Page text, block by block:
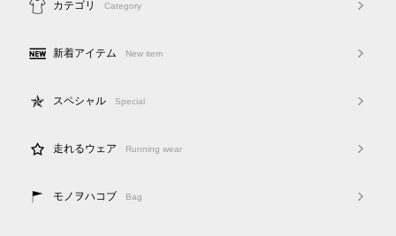
カテゴリ Category
新着アイテム New item
スペシャル Special
走れるウェア Running wear
モノヲハコブ Bag